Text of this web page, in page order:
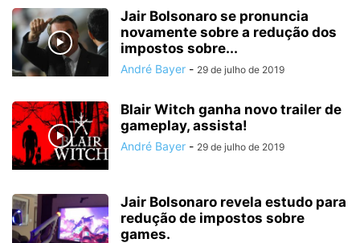
Jair Bolsonaro se pronuncia
novamente sobre a redução dos
impostos sobre...
André Bayer - 29 de julho de 2019
Blair Witch ganha novo trailer de
gameplay, assista!
André Bayer - 29 de julho de 2019
Jair Bolsonaro revela estudo para
redução de impostos sobre
games.